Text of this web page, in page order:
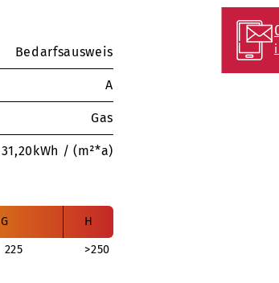
Bedarfsausweis
A
Gas
31,20kWh / (m²*a)
G H
225 >250